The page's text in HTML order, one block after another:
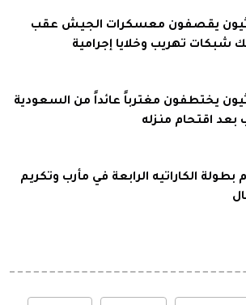
يقصفون معسكرات الجيش عقب
شبكات تهريب وخلايا إجرامية
يختطفون مغترباً عائداً من السعودية
بعد اقتحام منزله
بطولة الكاراتيه الرابعة في مأرب وتكريم